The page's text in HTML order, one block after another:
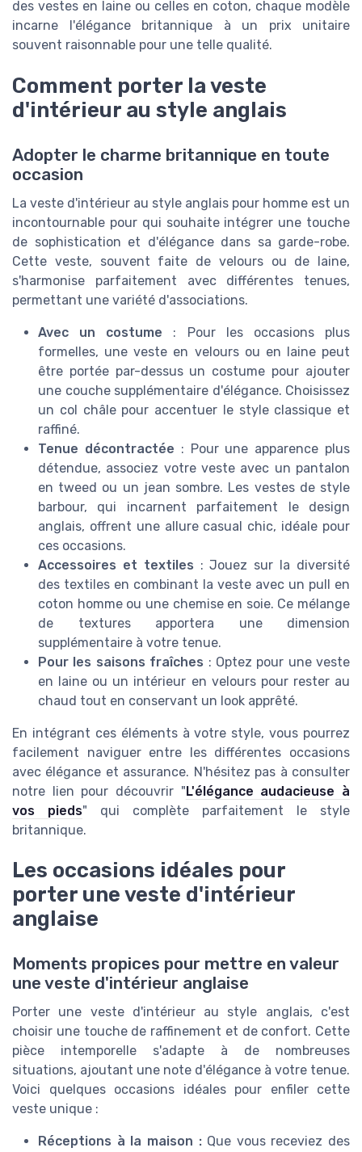
des vestes en laine ou celles en coton, chaque modèle
incarne l'élégance britannique à un prix unitaire
souvent raisonnable pour une telle qualité.
Comment porter la veste
d'intérieur au style anglais
Adopter le charme britannique en toute
occasion
La veste d'intérieur au style anglais pour homme est un
incontournable pour qui souhaite intégrer une touche
de sophistication et d'élégance dans sa garde-robe.
Cette veste, souvent faite de velours ou de laine,
s'harmonise parfaitement avec différentes tenues,
permettant une variété d'associations.
Avec un costume : Pour les occasions plus
formelles, une veste en velours ou en laine peut
être portée par-dessus un costume pour ajouter
une couche supplémentaire d'élégance. Choisissez
un col châle pour accentuer le style classique et
raffiné.
Tenue décontractée : Pour une apparence plus
détendue, associez votre veste avec un pantalon
en tweed ou un jean sombre. Les vestes de style
barbour, qui incarnent parfaitement le design
anglais, offrent une allure casual chic, idéale pour
ces occasions.
Accessoires et textiles : Jouez sur la diversité
des textiles en combinant la veste avec un pull en
coton homme ou une chemise en soie. Ce mélange
de textures apportera une dimension
supplémentaire à votre tenue.
Pour les saisons fraîches : Optez pour une veste
en laine ou un intérieur en velours pour rester au
chaud tout en conservant un look apprêté.
En intégrant ces éléments à votre style, vous pourrez
facilement naviguer entre les différentes occasions
avec élégance et assurance. N'hésitez pas à consulter
notre lien pour découvrir "L'élégance audacieuse à
vos pieds" qui complète parfaitement le style
britannique.
Les occasions idéales pour
porter une veste d'intérieur
anglaise
Moments propices pour mettre en valeur
une veste d'intérieur anglaise
Porter une veste d'intérieur au style anglais, c'est
choisir une touche de raffinement et de confort. Cette
pièce intemporelle s'adapte à de nombreuses
situations, ajoutant une note d'élégance à votre tenue.
Voici quelques occasions idéales pour enfiler cette
veste unique :
Réceptions à la maison :Que vous receviez des